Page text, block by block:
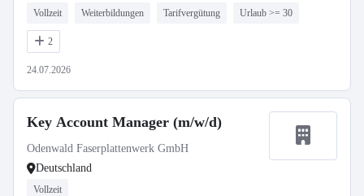
Vollzeit Weiterbildungen Tarifvergütung Urlaub >= 30
2
24.07.2026
Key Account Manager (m/w/d)
Odenwald Faserplattenwerk GmbH
Deutschland
Vollzeit